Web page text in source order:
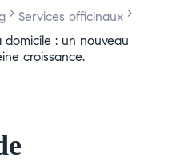
> Services officinaux >
: un nouveau
croissance.